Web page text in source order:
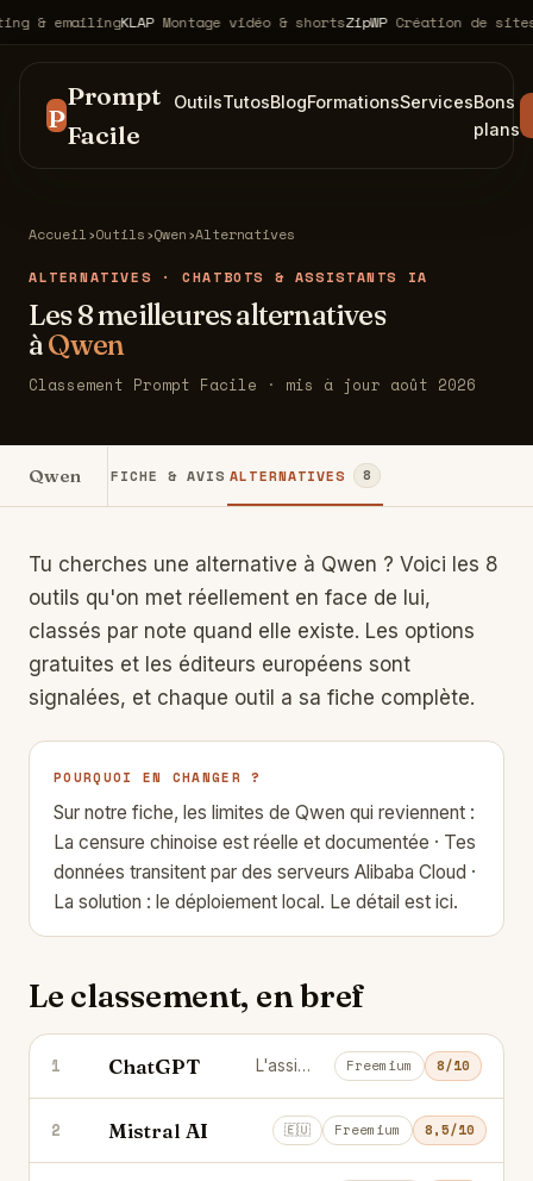
emailingKLAPMontage vidéo & shortsZipWPCréation de sites web
P
Prompt
Facile
OutilsTutosBlogFormationsServicesBons
plans
Accueil›Outils›Qwen›Alternatives
ALTERNATIVES · CHATBOTS & ASSISTANTS IA
Les 8 meilleures alternatives
àQwen
Classement Prompt Facile · mis à jour août 2026
Qwen FICHE & AVIS ALTERNATIVES 8
Tu cherches une alternative à Qwen ? Voici les 8
outils qu'on met réellement en face de lui,
classés par note quand elle existe. Les options
gratuites et les éditeurs européens sont
signalées, et chaque outil a sa fiche complète.
POURQUOI EN CHANGER ?
Sur notre fiche, les limites de Qwen qui reviennent :
La censure chinoise est réelle et documentée · Tes
données transitent par des serveurs Alibaba Cloud ·
La solution : le déploiement local. Le détail est ici.
Le classement, en bref
1 ChatGPT L'assistant IA de référence pour écrire, coder et réfléchir. Freemium 8/10
2 Mistral AI L'IA française : rapide, souveraine,
🇪🇺 Freemium 8,5/10